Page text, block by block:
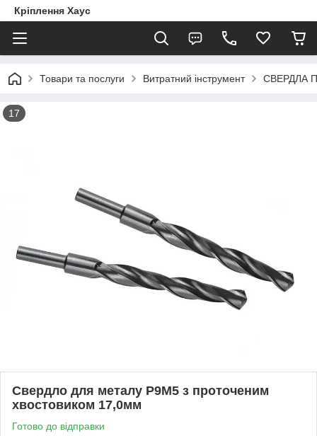
Кріплення Хаус
Товари та послуги Витратний інструмент СВЕРДЛА
17
Свердло для металу Р9М5 з проточеним
хвостовиком 17,0мм
Готово до відправки